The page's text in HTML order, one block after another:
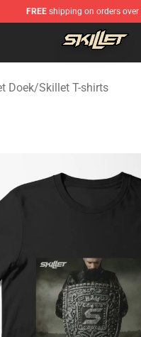
FREE shipping on orders over
Shop - Official Skillet
Doek/Skillet T-shirts